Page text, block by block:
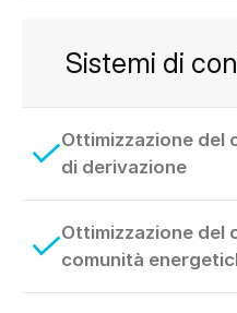
Sistemi di
Ottimizzazione del
di derivazione
Ottimizzazione del
comunità